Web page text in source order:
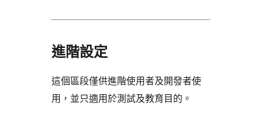
進階設定
這個區段僅供進階使用者及開發者使
用，並只適用於測試及教育目的。